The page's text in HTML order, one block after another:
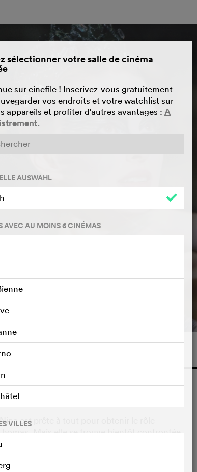
est prête à tout pour obtenir le rôle
Mais elle se trouve bientôt confrontée
sélectionner votre salle de cinéma
sur cinefile ! Inscrivez-vous gratuitement
vos endroits et votre watchlist sur
appareils et profiter d'autres avantages : A
AUSWAHL
AVEC AU MOINS 6 CINÉMAS
VILLES